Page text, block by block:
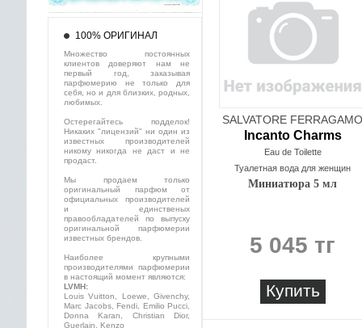
SALVATORE FERRAGAMO
Incanto Charms
Eau de Toilette
Туалетная вода для женщин
Миниатюра 5 мл
5 045 тг
Купить
100% ОРИГИНАЛ
Множество постоянных
клиентов доверяют нам не
первый год, заказывая
парфюмерию не только для
себя, но и для близких, родных,
любимых.
Остерегайтесь подделок!
Никаких "лицензий" ни один из
известных производителей
никому никогда не даст и не
продаст.
Мы продаем только
оригинальный парфюм от
официальных производителей
и единственых
правообладателей по выпуску
оригинальной парфюмерии
известных брендов.
Наиболее крупными
производителями парфюмерии
в настоящий момент являются:
LVMH:
Louis Vuitton, Loewe, Givenchy,
Marc Jacobs, Fendi, Emilio Pucci,
Donna Karan, Christian Dior,
Guerlain, Kenzo